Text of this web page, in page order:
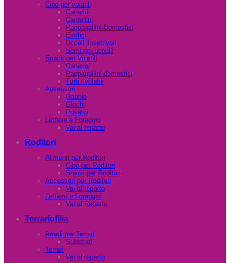
Cibo per volatili
Canarini
Cardellini
Pappagallini Domestici
Esotici
Uccelli insettivori
Semi per uccelli
Snack per Volatili
Canarini
Pappagallini domestici
Tutti i volatili
Accessori
Gabbie
Giochi
Posatoi
Lettiere e Foraggio
Vai al reparto
Roditori
Alimenti per Roditori
Cibo per Roditori
Snack per Roditori
Accessori per Roditori
Vai al reparto
Lettiere e Foraggio
Vai al Reparto
Terrariofilia
Arredi per Terrari
Substrati
Terrari
Vai al reparto